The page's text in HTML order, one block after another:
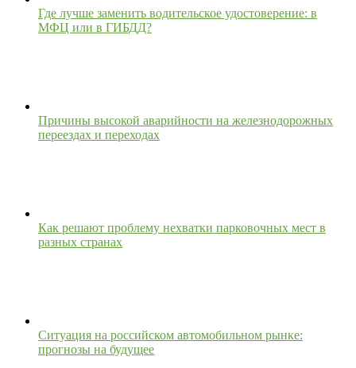
Где лучше заменить водительское удостоверение: в
МФЦ или в ГИБДД?
Причины высокой аварийности на железнодорожных
переездах и переходах
Как решают проблему нехватки парковочных мест в
разных странах
Ситуация на российском автомобильном рынке:
прогнозы на будущее